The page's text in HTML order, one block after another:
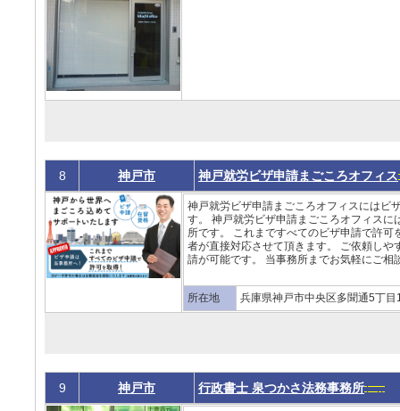
8 神戸市 神戸就労ビザ申請まごころオフィス
神戸就労ビザ申請まごころオフィスにはビ
す。 神戸就労ビザ申請まごころオフィス
所です。 これまですべてのビザ申請で許
者が直接対応させて頂きます。 ご依頼し
請が可能です。 当事務所までお気軽にご相
所在地 兵庫県神戸市中央区多聞通5丁
9 神戸市 行政書士 泉つかさ法務事務所